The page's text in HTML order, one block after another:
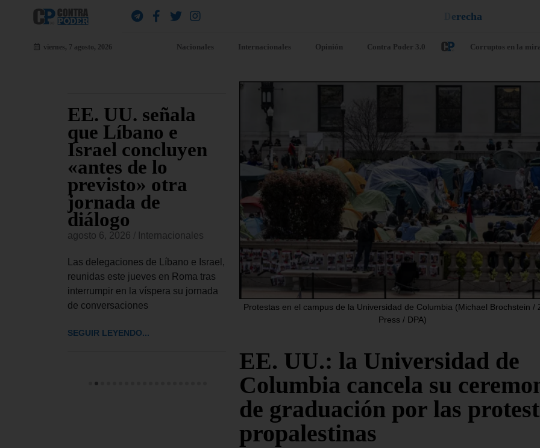
viernes, 7 agosto, 2026 Nacionales Internacionales Opinión Contra Poder 3.0 Corruptos en la
EE. UU. señala
que Líbano e
Israel concluyen
«antes de lo
previsto» otra
jornada de
diálogo
agosto 6, 2026 Internacionales
Las delegaciones de Líbano e Israel,
reunidas este jueves en Roma tras
interrumpir en la víspera su jornada
de conversaciones
SEGUIR LEYENDO...
EE. UU. sanciona
al ministro de
Defensa de la
dictadura de
Cuba y a otras
siete personas
vinculadas a su
industria militar
agosto 6, 2026 / Internacionales
El Departamento del Tesoro de EE.
UU. ha anunciado este jueves la
imposición de sanciones contra
como
organización
terrorista a
banda
ecuatoriana
Chone
agosto 6, 2026
Argentina ha declarado
«organización terrorista» a
Chone Killers, fundada en
hace seis años al
Protestas en el campus de la Universidad de Columbia (Michael Brochstein /
Press / DPA)
EE. UU.: la Universidad de
Columbia cancela su
de graduación por las
propalestinas